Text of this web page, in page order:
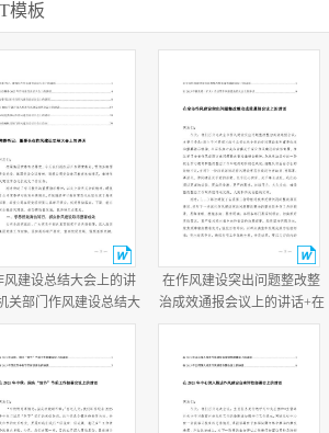
模板
风建设总结大会上的讲
关部门作风建设总结大
会主持词.docx
在作风建设突出问题整改整
治成效通报会议上的讲话+在
作风建设总结大会上的讲